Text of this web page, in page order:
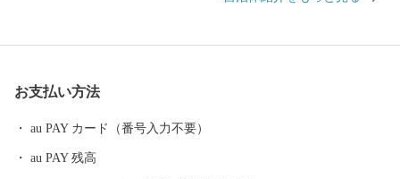
と」としての伝統を誇っています。 そして、春には壮大な二十間
や和牛・ミニトマト・花卉など農産物の生産も盛んです。
お支払い方法
au PAY カード（番号入力不要）
au PAY 残高